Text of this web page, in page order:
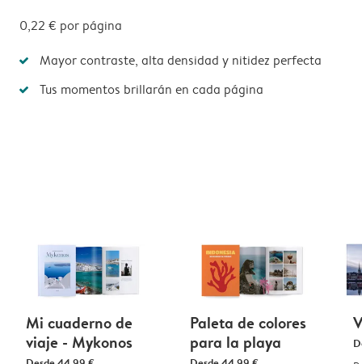
0,22 € por página
Mayor contraste, alta densidad y nitidez perfecta
Tus momentos brillarán en cada página
Mi cuaderno de
viaje - Mykonos
Paleta de colores
para la playa